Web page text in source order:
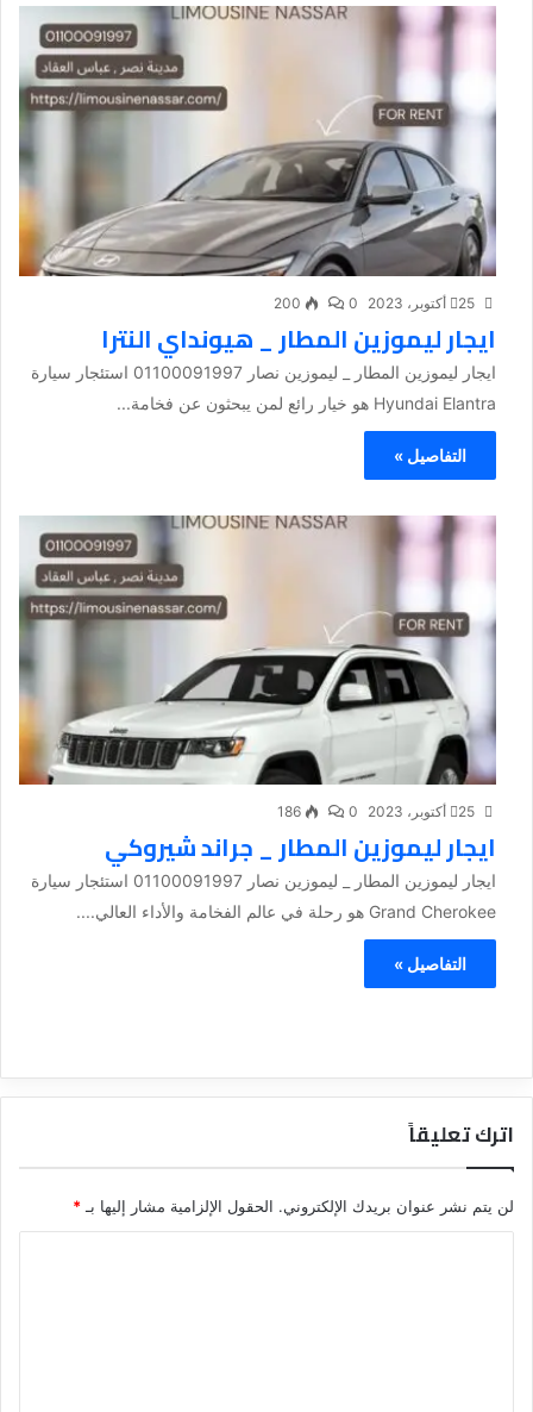
25 أكتوبر، 2023 0
200
ايجار ليموزين المطار _ هيونداي النترا
ايجار ليموزين المطار _ ليموزين نصار 01100091997 استئجار سيارة
Hyundai Elantra هو خيار رائع لمن يبحثون عن فخامة...
التفاصيل »
25 أكتوبر، 2023 0
186
ايجار ليموزين المطار _ جراند شيروكي
ايجار ليموزين المطار _ ليموزين نصار 01100091997 استئجار سيارة
Grand Cherokee هو رحلة في عالم الفخامة والأداء العالي....
التفاصيل »
اترك تعليقاً
لن يتم نشر عنوان بريدك الإلكتروني. الحقول الإلزامية مشار إليها بـ *